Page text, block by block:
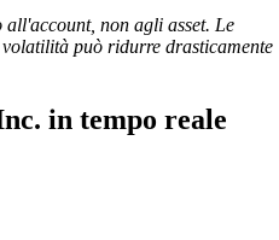
all'account, non agli asset. Le
può ridurre drasticamente
in tempo reale